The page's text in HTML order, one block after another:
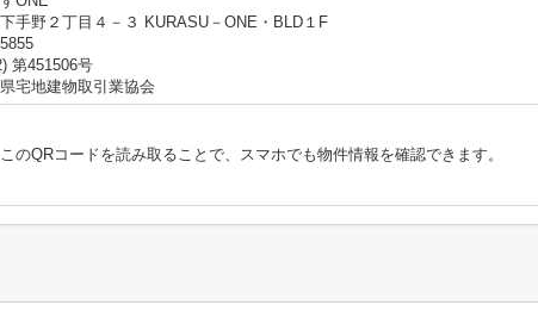
手野２丁目４－３ KURASU－ONE・BLD１F
第451506号
県宅地建物取引業協会
このQRコードを読み取ることで、スマホでも物件情報を確認できます。